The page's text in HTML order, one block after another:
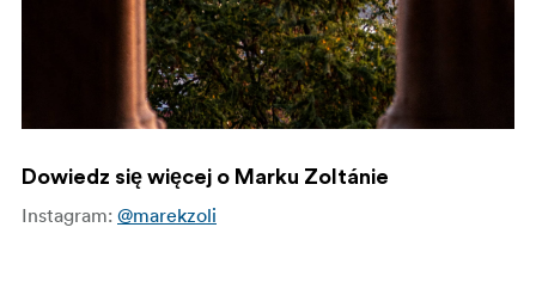
Dowiedz się więcej o Marku Zoltánie
Instagram: @marekzoli